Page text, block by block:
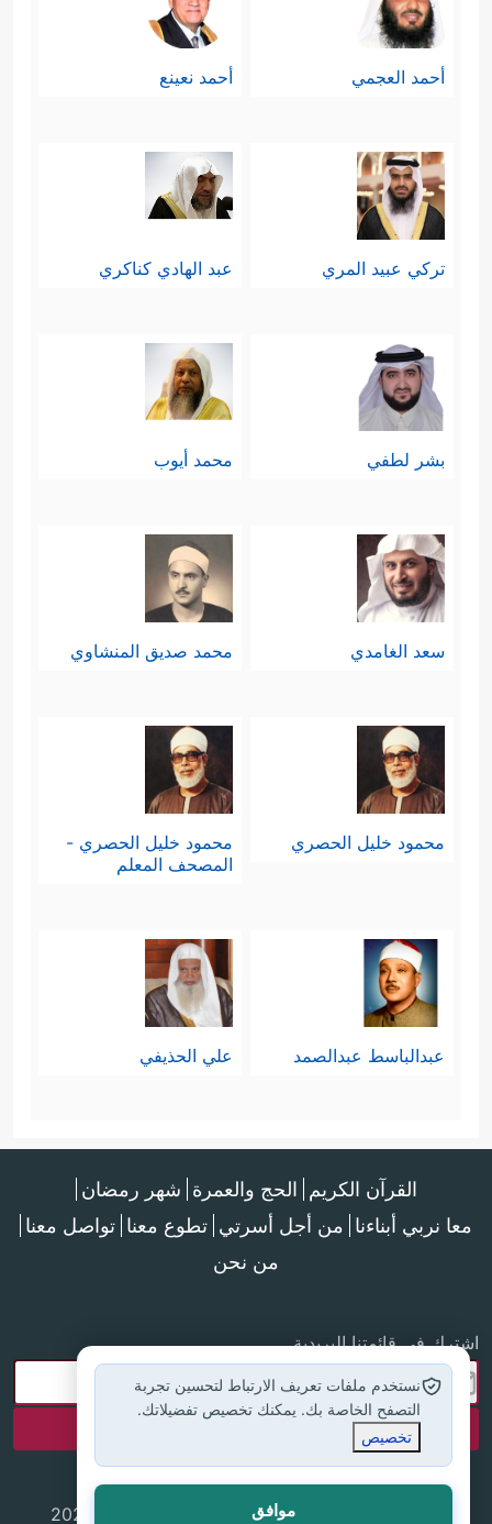
أحمد العجمي أحمد نعينع
تركي عبيد المري عبد الهادي كناكري
بشر لطفي محمد أيوب
سعد الغامدي محمد صديق المنشاوي
محمود خليل الحصري
محمود خليل الحصري -
المصحف المعلم
عبدالباسط عبدالصمد علي الحذيفي
القرآن الكريم الحج والعمرة شهر رمضان
معا نربي أبناءنا من أجل أسرتي تطوع معنا تواصل معنا
من نحن
اشترك في قائمتنا البريدية
جميع الحقوق محفوظة لموقع إسلام أون لاين © 2025
نستخدم ملفات تعريف الارتباط لتحسين تجربة
التصفح الخاصة بك. يمكنك تخصيص تفضيلاتك.
تخصيص
موافق